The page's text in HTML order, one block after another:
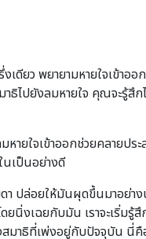
ดียว พยายามหายใจเข้า
ไปยังลมหายใจ คุณจะรู้สึ
ายใจเข้าออกช่วยคลายปร
นเป็นอย่างดี
ปล่อยให้มันผุดขึ้นมาอย่าง
นิ่งเฉยกับมัน เราจะเริ่ม
สมาธิที่เพ่งอยู่กับปัจจุบัน นี่